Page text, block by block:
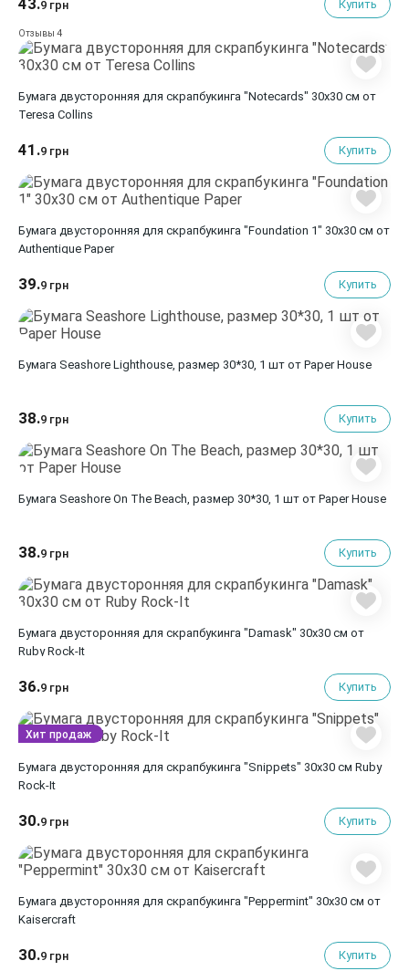
43.9 грн Купить
Отзывы 4
Бумага двусторонняя для скрапбукинга "Notecards" 30х30 см от
Teresa Collins
41.9 грн Купить
Бумага двусторонняя для скрапбукинга "Foundation 1" 30х30 см от
Authentique Paper
39.9 грн Купить
Бумага Seashore Lighthouse, размер 30*30, 1 шт от Paper House
38.9 грн Купить
Бумага Seashore On The Beach, размер 30*30, 1 шт от Paper House
38.9 грн Купить
Бумага двусторонняя для скрапбукинга "Damask" 30х30 см от
Ruby Rock-It
36.9 грн Купить
Бумага двусторонняя для скрапбукинга "Snippets" 30х30 см Ruby
Rock-It
30.9 грн Купить
Хит продаж
Бумага двусторонняя для скрапбукинга "Peppermint" 30х30 см от
Kaisercraft
30.9 грн Купить